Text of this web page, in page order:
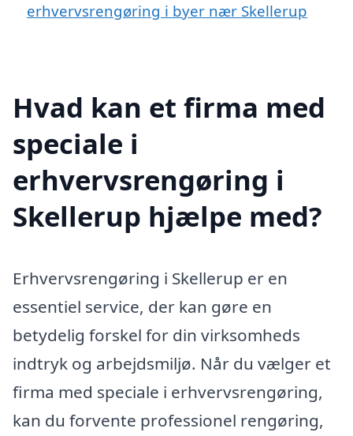
erhvervsrengøring i byer nær Skellerup
Hvad kan et firma med
speciale i
erhvervsrengøring i
Skellerup hjælpe med?
Erhvervsrengøring i Skellerup er en
essentiel service, der kan gøre en
betydelig forskel for din virksomheds
indtryk og arbejdsmiljø. Når du vælger et
firma med speciale i erhvervsrengøring,
kan du forvente professionel rengøring,